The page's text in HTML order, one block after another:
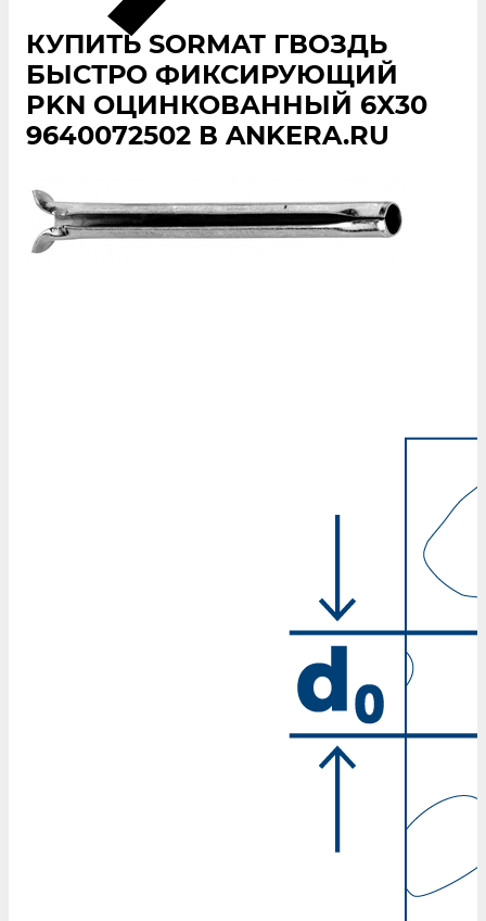
КУПИТЬ SORMAT ГВОЗДЬ
БЫСТРО ФИКСИРУЮЩИЙ
PKN ОЦИНКОВАННЫЙ 6X30
9640072502 В ANKERA.RU